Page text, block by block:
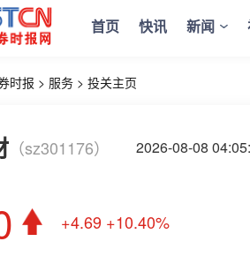
首页 快讯 新闻
时报 > 服务 > 投关主页
（sz301176） 2026-08-08
+4.69 +10.40%